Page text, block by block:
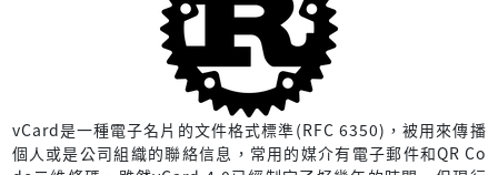
vCard是一種電子名片的文件格式標準(RFC 6350)，被用來傳播
個人或是公司組織的聯絡信息，常用的媒介有電子郵件和QR Co